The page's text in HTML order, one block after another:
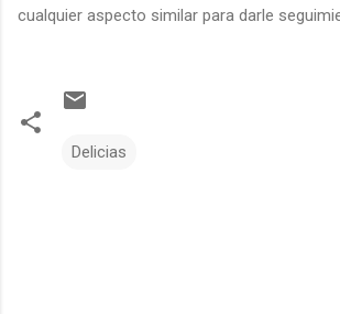
cualquier aspecto similar para darle
Delicias